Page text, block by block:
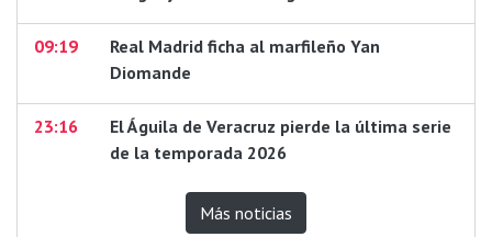
09:19
Real Madrid ficha al marfileño Yan
Diomande
23:16
El Águila de Veracruz pierde la última serie
de la temporada 2026
Más noticias